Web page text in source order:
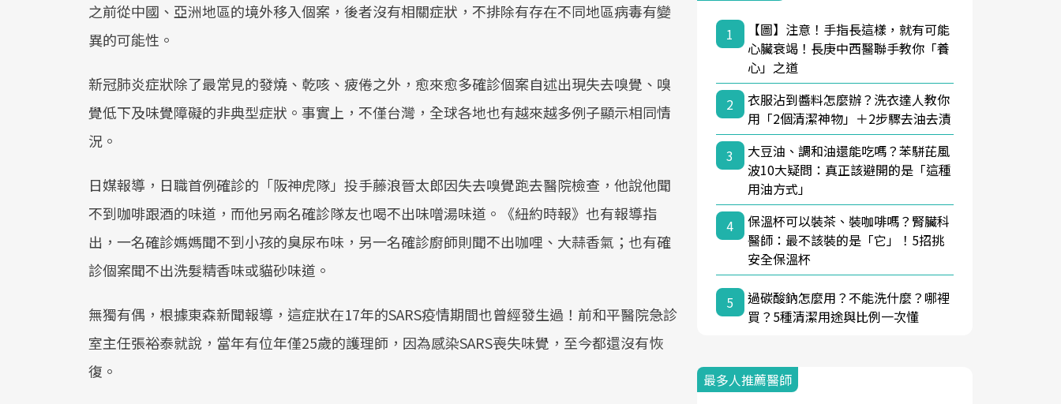
之前從中國、亞洲地區的境外移入個案，後者沒有相關症狀，不排除有存在不同地區病毒有變
異的可能性。
新冠肺炎症狀除了最常見的發燒、乾咳、疲倦之外，愈來愈多確診個案自述出現失去嗅覺、嗅
覺低下及味覺障礙的非典型症狀。事實上，不僅台灣，全球各地也有越來越多例子顯示相同情
況。
日媒報導，日職首例確診的「阪神虎隊」投手藤浪晉太郎因失去嗅覺跑去醫院檢查，他說他聞
不到咖啡跟酒的味道，而他另兩名確診隊友也喝不出味噌湯味道。《紐約時報》也有報導指
出，一名確診媽媽聞不到小孩的臭尿布味，另一名確診廚師則聞不出咖哩、大蒜香氣；也有確
診個案聞不出洗髮精香味或貓砂味道。
無獨有偶，根據東森新聞報導，這症狀在17年的SARS疫情期間也曾經發生過！前和平醫院急診
室主任張裕泰就說，當年有位年僅25歲的護理師，因為感染SARS喪失味覺，至今都還沒有恢
復。
1
【圖】注意！手指長這樣，就有可能
心臟衰竭！長庚中西醫聯手教你「養
心」之道
2
衣服沾到醬料怎麼辦？洗衣達人教你
用「2個清潔神物」＋2步驟去油去漬
3
大豆油、調和油還能吃嗎？苯駢芘風
波10大疑問：真正該避開的是「這種
用油方式」
4
保溫杯可以裝茶、裝咖啡嗎？腎臟科
醫師：最不該裝的是「它」！5招挑
安全保溫杯
5
過碳酸鈉怎麼用？不能洗什麼？哪裡
買？5種清潔用途與比例一次懂
最多人推薦醫師